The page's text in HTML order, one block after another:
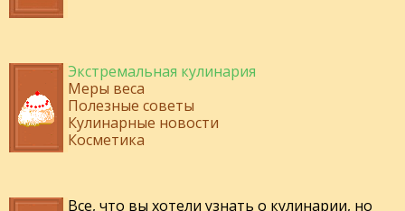
Экстремальная кулинария
Меры веса
Полезные советы
Кулинарные новости
Косметика
Все, что вы хотели узнать о кулинарии, но